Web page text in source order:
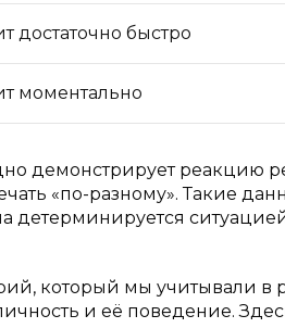
достаточно быстро
моментально
демонстрирует реакцию
«по-разному». Такие
детерминируется
который мы учитывали в
и её поведение.